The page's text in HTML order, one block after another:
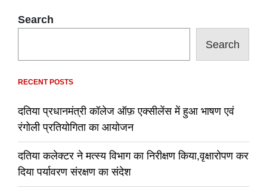
Search
Search
RECENT POSTS
दतिया प्रधानमंत्री कॉलेज ऑफ़ एक्सीलेंस में हुआ भाषण एवं
रंगोली प्रतियोगिता का आयोजन
दतिया कलेक्टर ने मत्स्य विभाग का निरीक्षण किया,वृक्षारोपण कर
दिया पर्यावरण संरक्षण का संदेश